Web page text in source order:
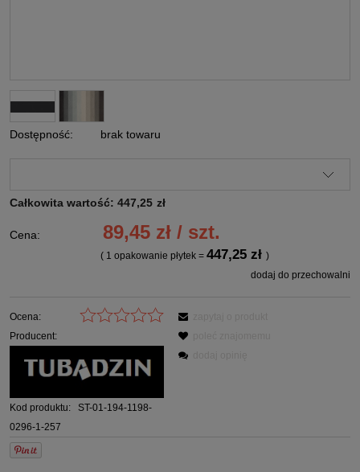
Dostępność: brak towaru
Całkowita wartość: 447,25 zł
Cena: 89,45 zł / szt.
( 1opakowanie płytek =447,25 zł)
dodaj do przechowalni
Ocena:
Producent:
Kod produktu:
ST-01-194-1198-
0296-1-257